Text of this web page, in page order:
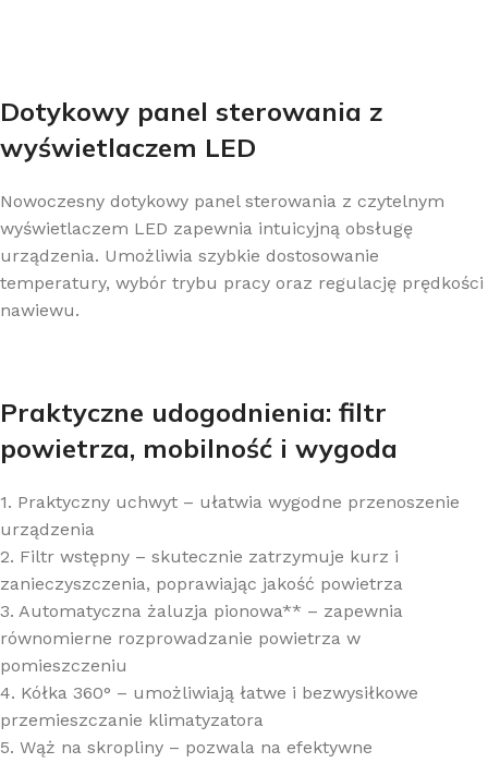
Dotykowy panel sterowania z
wyświetlaczem LED
Nowoczesny dotykowy panel sterowania z czytelnym
wyświetlaczem LED zapewnia intuicyjną obsługę
urządzenia. Umożliwia szybkie dostosowanie
temperatury, wybór trybu pracy oraz regulację prędkości
nawiewu.
Praktyczne udogodnienia: filtr
powietrza, mobilność i wygoda
1. Praktyczny uchwyt – ułatwia wygodne przenoszenie
urządzenia
2. Filtr wstępny – skutecznie zatrzymuje kurz i
zanieczyszczenia, poprawiając jakość powietrza
3. Automatyczna żaluzja pionowa** – zapewnia
równomierne rozprowadzanie powietrza w
pomieszczeniu
4. Kółka 360° – umożliwiają łatwe i bezwysiłkowe
przemieszczanie klimatyzatora
5. Wąż na skropliny – pozwala na efektywne